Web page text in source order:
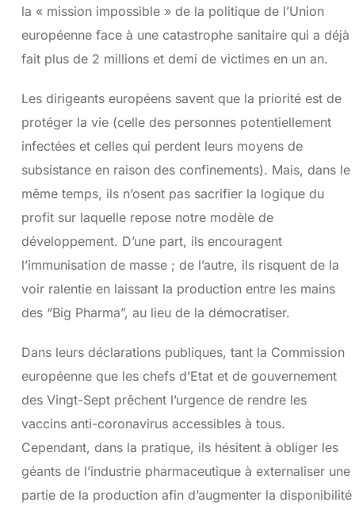
la « mission impossible » de la politique de l’Union
européenne face à une catastrophe sanitaire qui a déjà
fait plus de 2 millions et demi de victimes en un an.
Les dirigeants européens savent que la priorité est de
protéger la vie (celle des personnes potentiellement
infectées et celles qui perdent leurs moyens de
subsistance en raison des confinements). Mais, dans le
même temps, ils n’osent pas sacrifier la logique du
profit sur laquelle repose notre modèle de
développement. D’une part, ils encouragent
l’immunisation de masse ; de l’autre, ils risquent de la
voir ralentie en laissant la production entre les mains
des “Big Pharma”, au lieu de la démocratiser.
Dans leurs déclarations publiques, tant la Commission
européenne que les chefs d’Etat et de gouvernement
des Vingt-Sept prêchent l’urgence de rendre les
vaccins anti-coronavirus accessibles à tous.
Cependant, dans la pratique, ils hésitent à obliger les
géants de l’industrie pharmaceutique à externaliser une
partie de la production afin d’augmenter la disponibilité